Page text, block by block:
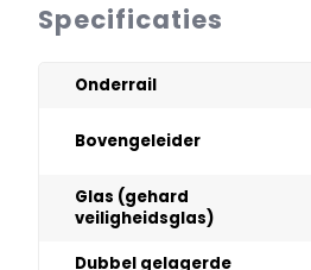
Specificaties
Onderrail
Bovengeleider
Glas (gehard
veiligheidsglas)
Dubbel gelagerde